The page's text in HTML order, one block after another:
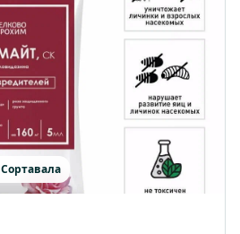
Сортавала